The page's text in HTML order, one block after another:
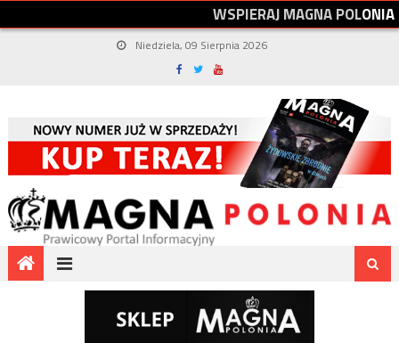
WSPIERAJMAGNAPOLONIA
Niedziela, 09 Sierpnia 2026